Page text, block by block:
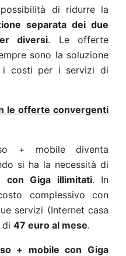
di ridurre la
separata dei due
diversi. Le offerte
sono la soluzione
i costi per i servizi di
le offerte convergenti
+ mobile diventa
si ha la necessità di
con Giga illimitati. In
complessivo con
servizi (Internet casa
di 47 euro al mese.
+ mobile con Giga